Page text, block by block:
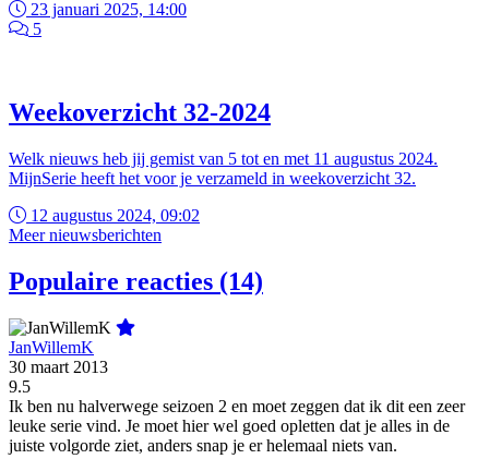
23 januari 2025, 14:00
5
Weekoverzicht 32-2024
Welk nieuws heb jij gemist van 5 tot en met 11 augustus 2024.
MijnSerie heeft het voor je verzameld in weekoverzicht 32.
12 augustus 2024, 09:02
Meer nieuwsberichten
Populaire reacties (14)
JanWillemK
30 maart 2013
9.5
Ik ben nu halverwege seizoen 2 en moet zeggen dat ik dit een zeer
leuke serie vind. Je moet hier wel goed opletten dat je alles in de
juiste volgorde ziet, anders snap je er helemaal niets van.